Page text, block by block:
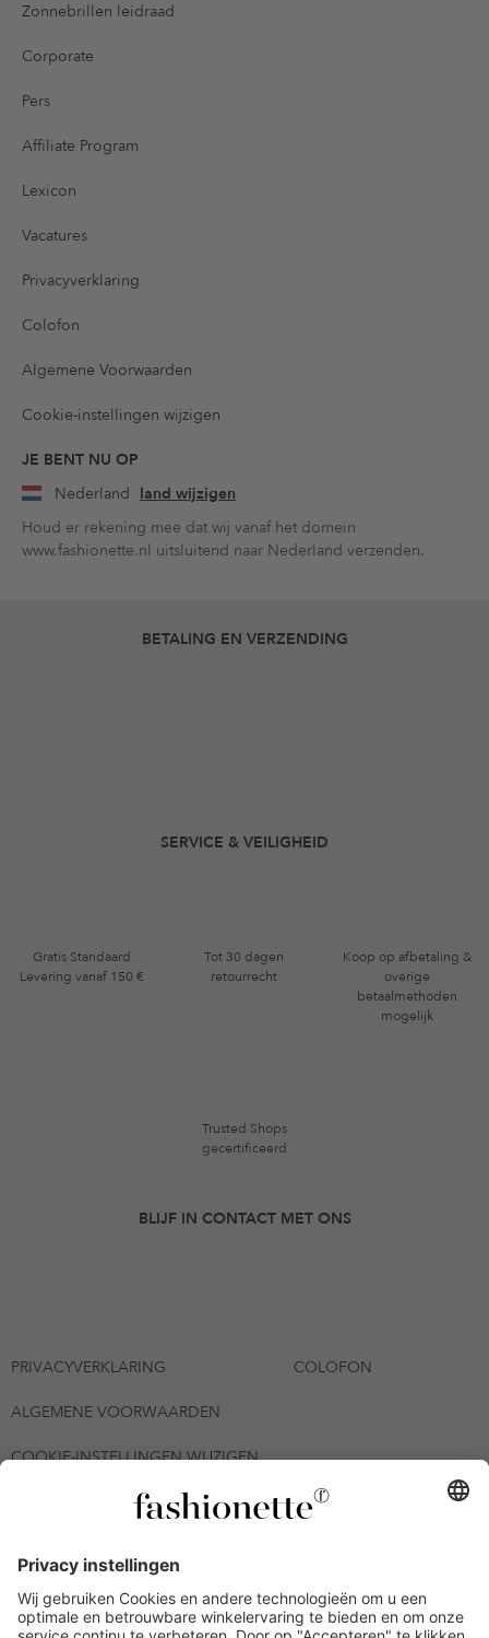
Zonnebrillen leidraad
Corporate
Pers
Affiliate Program
Lexicon
Vacatures
Privacyverklaring
Colofon
Algemene Voorwaarden
Cookie-instellingen wijzigen
JE BENT NU OP
Nederland land wijzigen
Houd er rekening mee dat wij vanaf het domein
www.fashionette.nl uitsluitend naar Nederland verzenden.
BETALING EN VERZENDING
SERVICE & VEILIGHEID
Gratis Standaard
Levering vanaf 150 €
Tot 30 dagen
retourrecht
Koop op afbetaling &
overige
betaalmethoden
mogelijk
Trusted Shops
gecertificeerd
BLIJF IN CONTACT MET ONS
PRIVACYVERKLARING COLOFON
ALGEMENE VOORWAARDEN
COOKIE-INSTELLINGEN WIJZIGEN
© 2026 - fashionette Plattform GmbH
*De kortingsbon is tot en met 06-08-2026 meerdere keren
inwisselbaar op alle artikelen op de pagina
fashionette.nl/selected-styles. De voorwaarden zoals vastgelegd in
artikel 9 van de algemene voorwaarden zijn van toepassing.